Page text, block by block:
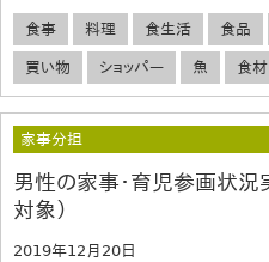
食事 料理 食生活 食品
買い物 ショッパー 魚 食材
家事分担
男性の家事・育児参画状
対象）
2019年12月20日